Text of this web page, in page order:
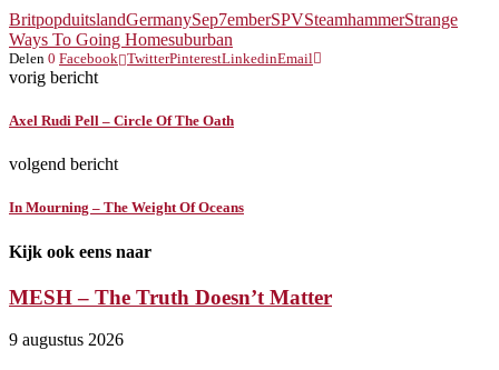
BritpopduitslandGermanySep7emberSPVSteamhammerStrange
Ways To Going Homesuburban
Delen 0 Facebook TwitterPinterestLinkedinEmail
vorig bericht
Axel Rudi Pell – Circle Of The Oath
volgend bericht
In Mourning – The Weight Of Oceans
Kijk ook eens naar
MESH – The Truth Doesn’t Matter
9 augustus 2026